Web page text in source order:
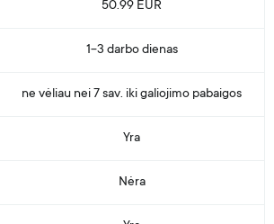
50.99 EUR
1-3 darbo dienas
ne vėliau nei 7 sav. iki galiojimo pabaigos
Yra
Nėra